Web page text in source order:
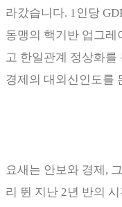
라갔습니다. 1인당
동맹의 핵기반 업그
고 한일관계 정상화를
경제의 대외신인도를
요새는 안보와 경제 ,
리 뛴 지난 2년 반의